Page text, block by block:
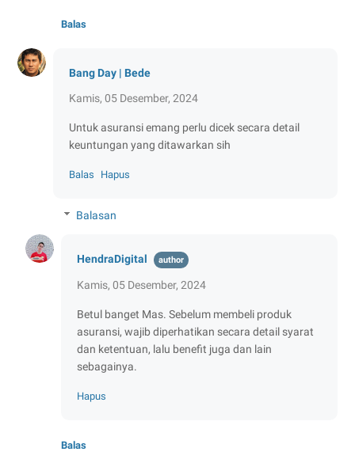
Balas
Bang Day | Bede
Kamis, 05 Desember, 2024
Untuk asuransi emang perlu dicek secara detail
keuntungan yang ditawarkan sih
Balas Hapus
Balasan
HendraDigital
Kamis, 05 Desember, 2024
Betul banget Mas. Sebelum membeli produk
asuransi, wajib diperhatikan secara detail syarat
dan ketentuan, lalu benefit juga dan lain
sebagainya.
Hapus
Balas